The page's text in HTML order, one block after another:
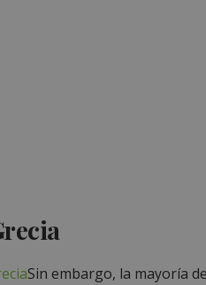
Sin embargo, la mayoría